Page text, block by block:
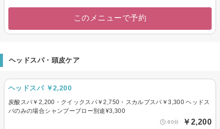
このメニューで予約
ヘッドスパ・頭皮ケア
ヘッドスパ ￥2,200
炭酸スパ￥2,200・クイックスパ￥2,750・スカルプスパ￥3,300 ヘッドス
パのみの場合シャンプーブロー別途¥3,300
60分 ￥2,200